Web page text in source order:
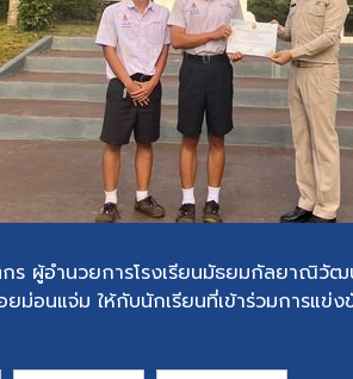
ผู้อำนวยการโรงเรียนมัธยมกัลยาณิวัฒ
อนแจ่ม ให้กับนักเรียนที่เข้าร่วมการแข่